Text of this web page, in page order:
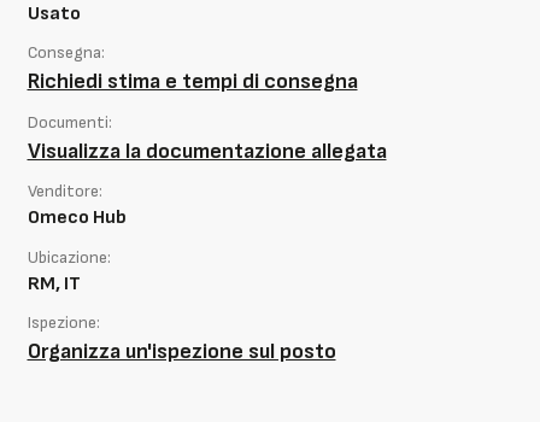
Usato
Consegna:
Richiedi stima e tempi di consegna
Documenti:
Visualizza la documentazione allegata
Venditore:
Omeco Hub
Ubicazione:
RM, IT
Ispezione:
Organizza un'ispezione sul posto